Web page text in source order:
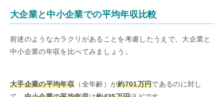
大企業と中小企業での平均年収比較
前述のようなカラクリがあることを考慮したうえで、大企業と
中小企業の年収を比べてみましょう。
大手企業の平均年収 （全年齢）が約701万円であるのに対し